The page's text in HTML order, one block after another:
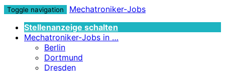
Toggle navigation
Mechatroniker-Jobs
Stellenanzeige schalten
Mechatroniker-Jobs in …
Berlin
Dortmund
Dresden